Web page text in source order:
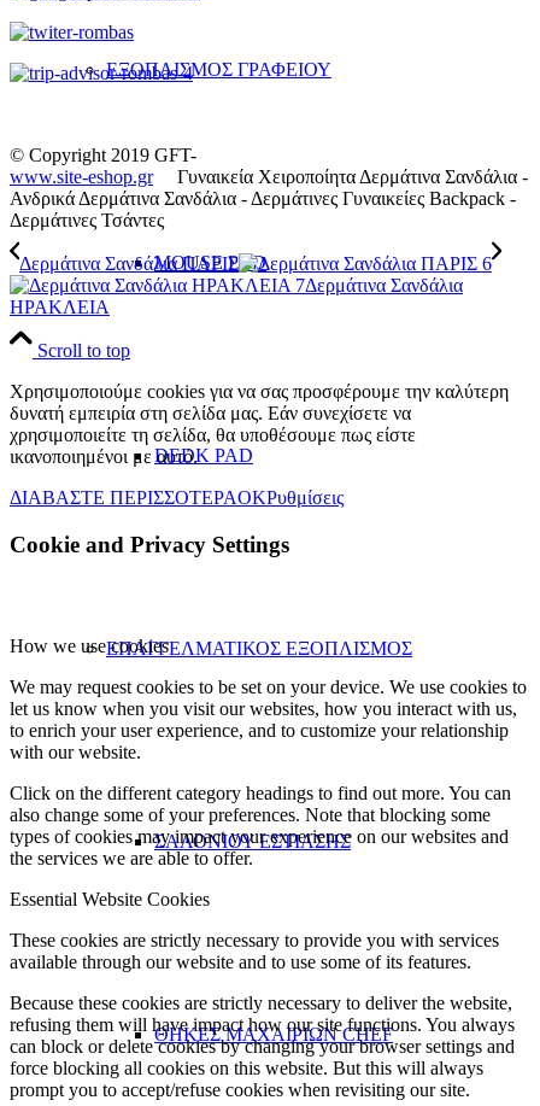
ΕΞΟΠΛΙΣΜΟΣ ΓΡΑΦΕΙΟΥ
MOUSE PAD
DEDK PAD
ΕΠΑΓΓΕΛΜΑΤΙΚΟΣ ΕΞΟΠΛΙΣΜΟΣ
ΣΑΛΟΝΙΟΥ ΕΣΤΙΑΣΗΣ
ΘΗΚΕΣ ΜΑΧΑΙΡΙΩΝ CHEF
© Copyright 2019 GFT-
www.site-eshop.grΓυναικεία Χειροποίητα Δερμάτινα Σανδάλια -
Ανδρικά Δερμάτινα Σανδάλια - Δερμάτινες Γυναικείες Backpack -
Δερμάτινες Τσάντες
Δερμάτινα Σανδάλια ΠΑΡΙΣ
Δερμάτινα Σανδάλια
ΗΡΑΚΛΕΙΑ
Scroll to top
Χρησιμοποιούμε cookies για να σας προσφέρουμε την καλύτερη
δυνατή εμπειρία στη σελίδα μας. Εάν συνεχίσετε να
χρησιμοποιείτε τη σελίδα, θα υποθέσουμε πως είστε
ικανοποιημένοι με αυτό.
ΔΙΑΒΑΣΤΕ ΠΕΡΙΣΣΟΤΕΡΑOKΡυθμίσεις
Cookie and Privacy Settings
How we use cookies
We may request cookies to be set on your device. We use cookies to
let us know when you visit our websites, how you interact with us,
to enrich your user experience, and to customize your relationship
with our website.
Click on the different category headings to find out more. You can
also change some of your preferences. Note that blocking some
types of cookies may impact your experience on our websites and
the services we are able to offer.
Essential Website Cookies
These cookies are strictly necessary to provide you with services
available through our website and to use some of its features.
Because these cookies are strictly necessary to deliver the website,
refusing them will have impact how our site functions. You always
can block or delete cookies by changing your browser settings and
force blocking all cookies on this website. But this will always
prompt you to accept/refuse cookies when revisiting our site.